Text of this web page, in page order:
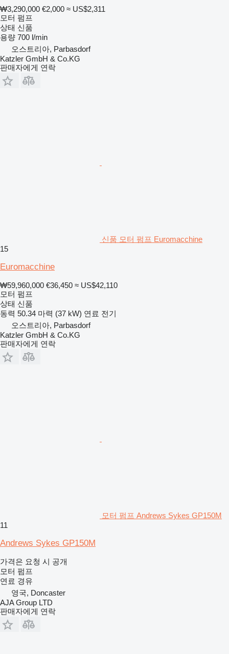
₩3,290,000 €2,000 ≈ US$2,311
모터 펌프
상태 신품
용량 700 l/min
오스트리아, Parbasdorf
Katzler GmbH & Co.KG
판매자에게 연락
신품 모터 펌프 Euromacchine
15
Euromacchine
₩59,960,000 €36,450 ≈ US$42,110
모터 펌프
상태 신품
동력 50.34 마력 (37 kW) 연료 전기
오스트리아, Parbasdorf
Katzler GmbH & Co.KG
판매자에게 연락
모터 펌프 Andrews Sykes GP150M
11
Andrews Sykes GP150M
가격은 요청 시 공개
모터 펌프
연료 경유
영국, Doncaster
AJA Group LTD
판매자에게 연락